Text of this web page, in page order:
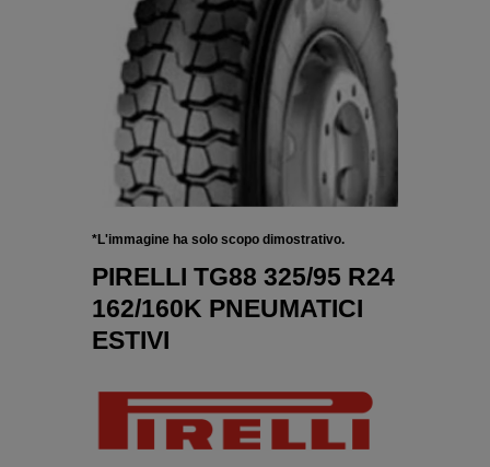
*L'immagine ha solo scopo dimostrativo.
PIRELLI TG88 325/95 R24
162/160K PNEUMATICI
ESTIVI